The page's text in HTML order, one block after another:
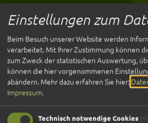
Kultur und Tourismus
Anreise
Öffnungszeiten
Kontakt
Bürger
Was erledige ich wo?
Aktuelles
Bürger-Onlineservice-Portal
Formulare
Einstellungen zum
Beim Besuch unserer Website werden
verarbeitet. Mit Ihrer Zustimmung können
zum Zweck der statistischen Auswertung,
können die hier vorgenommenen
abändern. Mehr dazu erfahren Sie hier:
Impressum.
Technisch notwendige Cookies